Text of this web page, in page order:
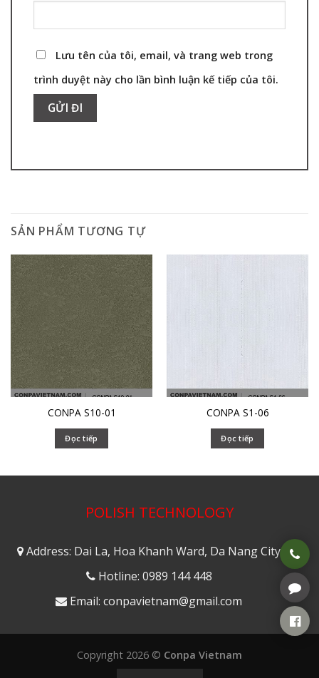
Lưu tên của tôi, email, và trang web trong
trình duyệt này cho lần bình luận kế tiếp của tôi.
SẢN PHẨM TƯƠNG TỰ
CONPA S10-01
Đọc tiếp
CONPA S1-06
Đọc tiếp
POLISH TECHNOLOGY
Address: Dai La, Hoa Khanh Ward, Da Nang City
Hotline: 0989 144 448
Email: conpavietnam@gmail.com
Copyright 2026 © Conpa Vietnam